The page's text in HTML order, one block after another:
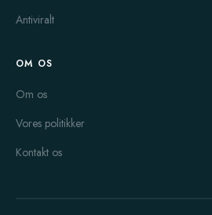
Antiviralt
OM OS
Om os
Vores politikker
Kontakt os